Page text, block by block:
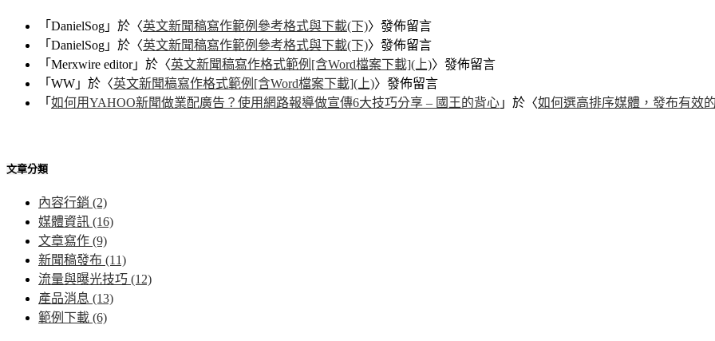
「 DanielSog 」於〈英文新聞稿寫作範例參考格式與下載(下)〉發佈留言
「 DanielSog 」於〈英文新聞稿寫作範例參考格式與下載(下)〉發佈留言
「 Merxwire editor」於〈英文新聞稿寫作格式範例[含Word檔案下載](上)〉發佈留言
「 WW 」於〈英文新聞稿寫作格式範例[含Word檔案下載](上)〉發佈留言
「 如何用YAHOO新聞做業配廣告？使用網路報導做宣傳6大技巧分享 – 國王的背心 」於〈如何選高排序媒體，發布有效
文章分類
內容行銷 (2)
媒體資訊 (16)
文章寫作 (9)
新聞稿發布 (11)
流量與曝光技巧 (12)
產品消息 (13)
範例下載 (6)